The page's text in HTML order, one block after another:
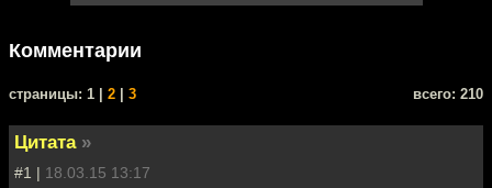
Комментарии
cтраницы: 1 | 2 3 всего: 210
Цитата »
#1 | 18.03.15 13:17